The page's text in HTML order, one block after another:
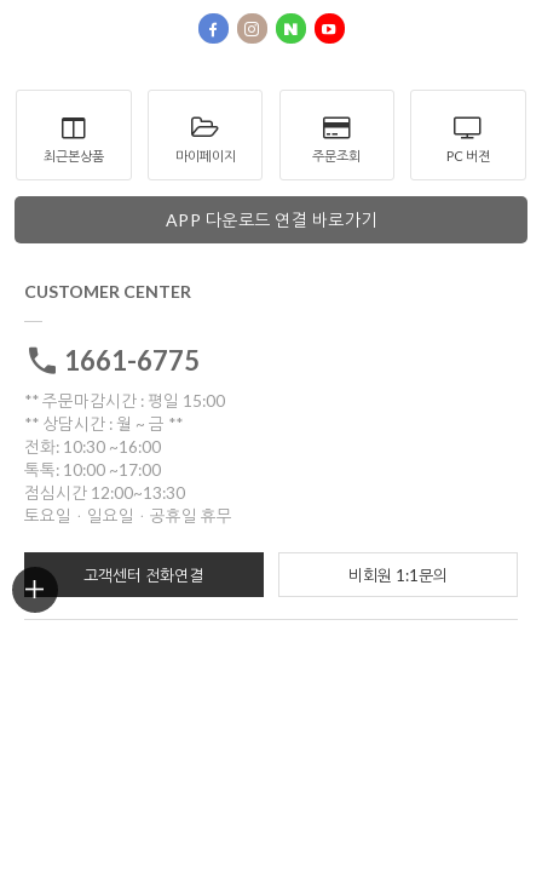
최근본상품 마이페이지 주문조회 PC 버젼
APP 다운로드 연결 바로가기
CUSTOMER CENTER
1661-6775
** 주문마감시간 : 평일 15:00
** 상담시간 : 월 ~ 금 **
전화: 10:30 ~16:00
톡톡: 10:00 ~17:00
점심시간 12:00~13:30
토요일ㆍ일요일ㆍ공휴일 휴무
고객센터 전화연결 비회원 1:1문의